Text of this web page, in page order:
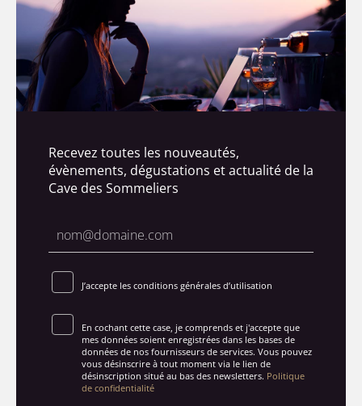
Recevez toutes les nouveautés,
évènements, dégustations et actualité de la
Cave des Sommeliers
J’accepte les conditions générales d’utilisation
En cochant cette case, je comprends et j'accepte que
mes données soient enregistrées dans les bases de
données de nos fournisseurs de services. Vous pouvez
vous désinscrire à tout moment via le lien de
désinscription situé au bas des newsletters. Politique
de confidentialité